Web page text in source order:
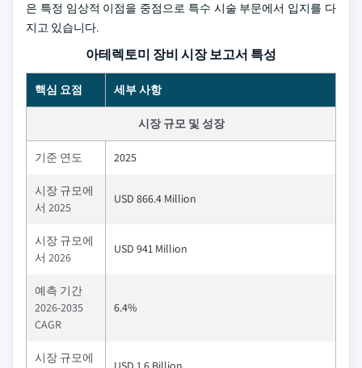
은 특정 임상적 이점을 중점으로 특수 시술 부문에서 입지를 다
지고 있습니다.
아테렉토미 장비 시장 보고서 특성
핵심 요점 세부 사항
시장 규모 및 성장
기준 연도 2025
시장 규모에
서 2025
USD 866.4 Million
시장 규모에
서 2026
USD 941 Million
예측 기간
2026-2035
CAGR
6.4%
시장 규모에